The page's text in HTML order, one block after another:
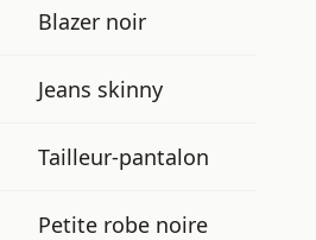
Blazer noir
Jeans skinny
Tailleur-pantalon
Petite robe noire